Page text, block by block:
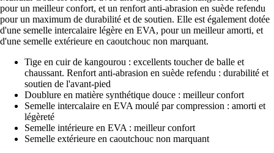
pour un meilleur confort, et un renfort anti-abrasion en suède refendu
pour un maximum de durabilité et de soutien. Elle est également dotée
d'une semelle intercalaire légère en EVA, pour un meilleur amorti, et
d'une semelle extérieure en caoutchouc non marquant.
Tige en cuir de kangourou : excellents toucher de balle et
chaussant. Renfort anti-abrasion en suède refendu : durabilité et
soutien de l'avant-pied
Doublure en matière synthétique douce : meilleur confort
Semelle intercalaire en EVA moulé par compression : amorti et
légèreté
Semelle intérieure en EVA : meilleur confort
Semelle extérieure en caoutchouc non marquant